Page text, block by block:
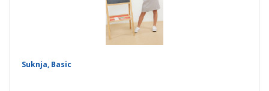
Suknja, Basic